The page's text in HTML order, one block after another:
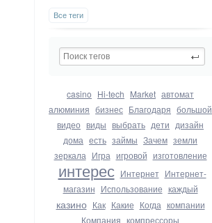
Все теги
casino Hi-tech Market автомат
алюминия бизнес Благодаря большой
видео виды выбрать дети дизайн
дома есть займы Зачем земли
зеркала Игра игровой изготовление
интерес Интернет Интернет-
магазин Использование каждый
казино Как Какие Когда компании
Компания компрессоры